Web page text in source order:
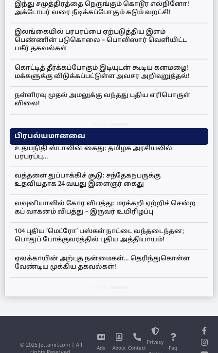
இந்து சமுத்திரத்தை நெருங்கும் கொடூர எல்நினோ!
அக்டோபர் வரை நீடிக்கப்போகும் கடும் வறட்சி!
இலங்கையில் பரபரப்பை ஏற்படுத்திய இளம்
பெண்ணின் படுகொலை – பொலிஸார் வெளியிட்ட
பகீர் தகவல்கள்
கொட்டித் தீர்க்கப்போகும் இடியுடன் கூடிய கனமழை!
மக்களுக்கு விடுக்கப்பட்டுள்ள அவசர அறிவுறுத்தல்!
நள்ளிரவு முதல் அமலுக்கு வந்தது புதிய எரிபொருள்
விலை!
பிரபல்யமானவை
உதயநிதி ஸ்டாலின் கைது: தமிழக அரசியலில்
பரபரப்பு…
வத்தளை துப்பாக்கிச் சூடு: சந்தேகநபருக்கு
உதவியதாக 24 வயது இளைஞர் கைது
வவுனியாவில் கோர விபத்து: மரக்கறி ஏற்றிச் சென்ற
கப் வாகனம் விபத்து – இருவர் உயிரிழப்பு
104 புதிய ‘மெட்ரோ’ பஸ்கள் நாட்டை வந்தடைந்தன;
பொதுப் போக்குவரத்தில் புதிய அத்தியாயம்!
ஏலக்காயின் அற்புத நன்மைகள்… தெரிந்துகொள்ள
வேண்டிய முக்கிய தகவல்கள்!
Ads About Contact
Privacy
Faq
© 2025 Jettamil.com | All